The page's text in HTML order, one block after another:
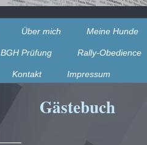
Über mich Meine Hunde
BGH Prüfung Rally-Obedience
Kontakt Impressum
Gästebuch